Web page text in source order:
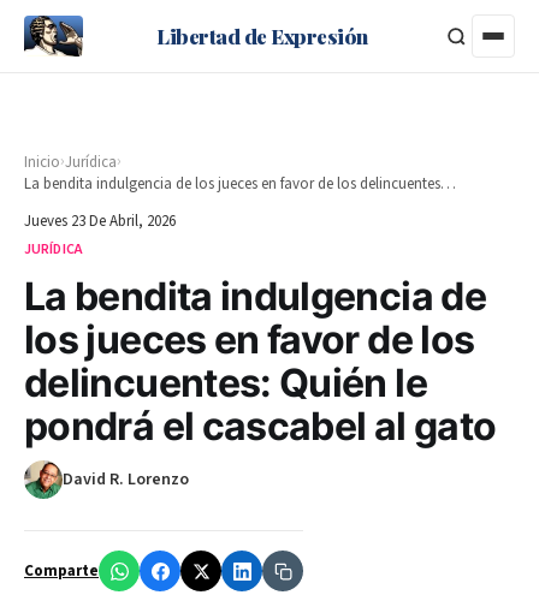
Libertad de Expresión
Inicio›Jurídica›
La bendita indulgencia de los jueces en favor de los delincuentes: Quién le pondrá el cascabel al gato
Jueves 23 De Abril, 2026
JURÍDICA
La bendita indulgencia de
los jueces en favor de los
delincuentes: Quién le
pondrá el cascabel al gato
David R. Lorenzo
Comparte